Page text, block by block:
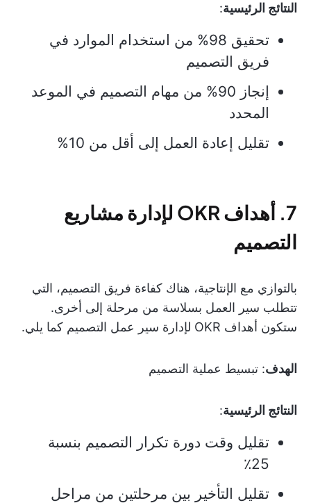
النتائج الرئيسية:
تحقيق 98% من استخدام الموارد في
فريق التصميم
إنجاز 90% من مهام التصميم في الموعد
المحدد
تقليل إعادة العمل إلى أقل من 10%
7. أهداف OKR لإدارة مشاريع
التصميم
بالتوازي مع الإنتاجية، هناك كفاءة فريق التصميم، التي
تتطلب سير العمل بسلاسة من مرحلة إلى أخرى.
ستكون أهداف OKR لإدارة سير عمل التصميم كما يلي.
الهدف: تبسيط عملية التصميم
النتائج الرئيسية:
تقليل وقت دورة تكرار التصميم بنسبة
25٪
تقليل التأخير بين مرحلتين من مراحل